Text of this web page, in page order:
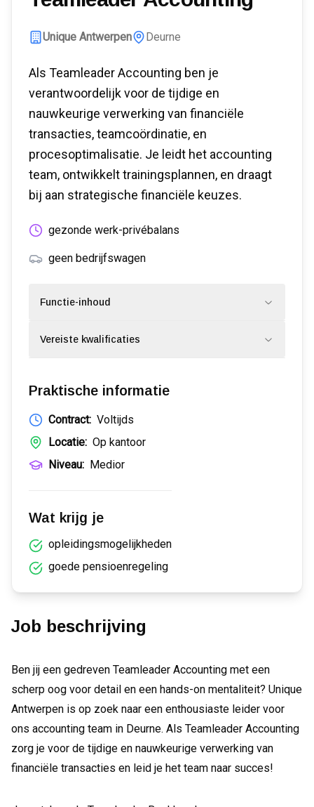
Unique Antwerpen Deurne
Als Teamleader Accounting ben je
verantwoordelijk voor de tijdige en
nauwkeurige verwerking van financiële
transacties, teamcoördinatie, en
procesoptimalisatie. Je leidt het accounting
team, ontwikkelt trainingsplannen, en draagt
bij aan strategische financiële keuzes.
gezonde werk-privébalans
geen bedrijfswagen
Functie-inhoud
Vereiste kwalificaties
Praktische informatie
Contract: Voltijds
Locatie: Op kantoor
Niveau: Medior
Wat krijg je
opleidingsmogelijkheden
goede pensioenregeling
Job beschrijving
Ben jij een gedreven Teamleader Accounting met een
scherp oog voor detail en een hands-on mentaliteit? Unique
Antwerpen is op zoek naar een enthousiaste leider voor
ons accounting team in Deurne. Als Teamleader Accounting
zorg je voor de tijdige en nauwkeurige verwerking van
financiële transacties en leid je het team naar succes!